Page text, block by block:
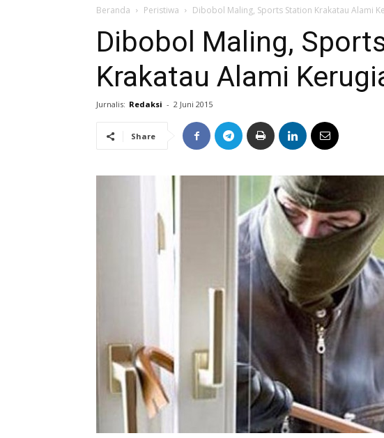
Beranda Peristiwa Dibobol Maling, Sports Station Krakatau Alami
Dibobol Maling,
Krakatau Alami
Jurnalis: Redaksi - 2 Juni 2015
Share